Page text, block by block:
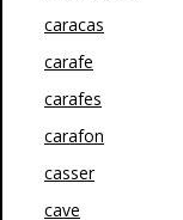
caracas
carafe
carafes
carafon
casser
cave